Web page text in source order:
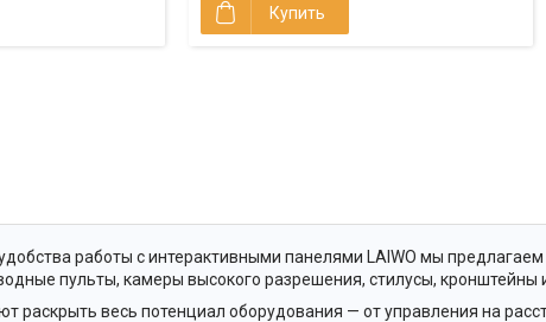
Купить
работы с интерактивными панелями LAIWO мы
пульты, камеры высокого разрешения, стилусы, кронштейны
раскрыть весь потенциал оборудования — от управления на